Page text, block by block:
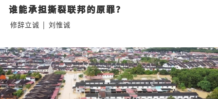
谁能承担撕裂联邦的原罪？
修辞立诚 | 刘惟诚